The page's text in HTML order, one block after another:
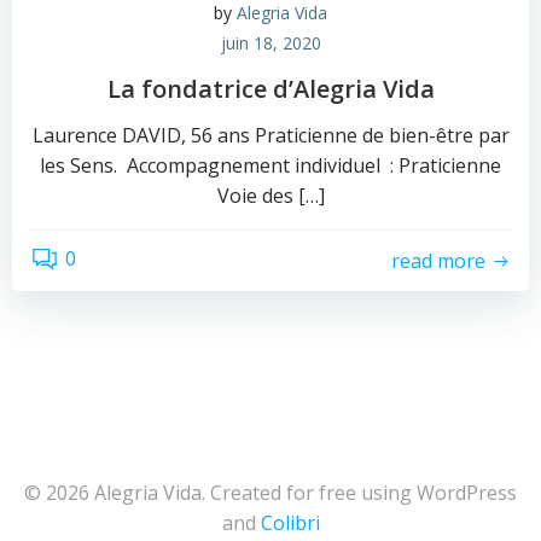
by Alegria Vida
juin 18, 2020
La fondatrice d’Alegria Vida
Laurence DAVID, 56 ans Praticienne de bien-être par
les Sens. Accompagnement individuel : Praticienne
Voie des […]
0 read more
© 2026 Alegria Vida. Created for free using WordPress
and Colibri